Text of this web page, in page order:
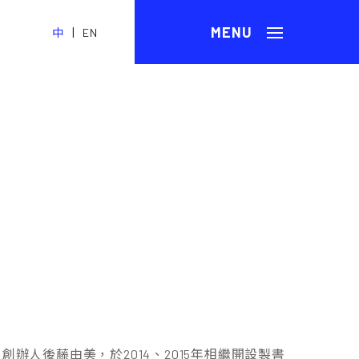
中 | EN
辦人後藤由美，於2014、2015年相繼開設製書